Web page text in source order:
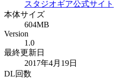
スタジオギア公式サイト
本体サイズ
604MB
Version
1.0
最終更新日
2017年4月19日
DL回数